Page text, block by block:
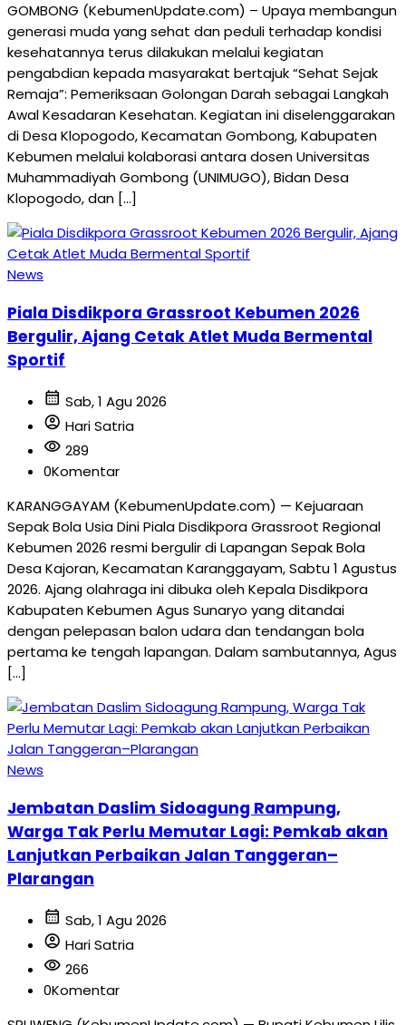
GOMBONG (KebumenUpdate.com) – Upaya membangun
generasi muda yang sehat dan peduli terhadap kondisi
kesehatannya terus dilakukan melalui kegiatan
pengabdian kepada masyarakat bertajuk “Sehat Sejak
Remaja”: Pemeriksaan Golongan Darah sebagai Langkah
Awal Kesadaran Kesehatan. Kegiatan ini diselenggarakan
di Desa Klopogodo, Kecamatan Gombong, Kabupaten
Kebumen melalui kolaborasi antara dosen Universitas
Muhammadiyah Gombong (UNIMUGO), Bidan Desa
Klopogodo, dan […]
News
Piala Disdikpora Grassroot Kebumen 2026
Bergulir, Ajang Cetak Atlet Muda Bermental
Sportif
calendar_month Sab, 1 Agu 2026
account_circle Hari Satria
visibility 289
0Komentar
KARANGGAYAM (KebumenUpdate.com) — Kejuaraan
Sepak Bola Usia Dini Piala Disdikpora Grassroot Regional
Kebumen 2026 resmi bergulir di Lapangan Sepak Bola
Desa Kajoran, Kecamatan Karanggayam, Sabtu 1 Agustus
2026. Ajang olahraga ini dibuka oleh Kepala Disdikpora
Kabupaten Kebumen Agus Sunaryo yang ditandai
dengan pelepasan balon udara dan tendangan bola
pertama ke tengah lapangan. Dalam sambutannya, Agus
[…]
News
Jembatan Daslim Sidoagung Rampung,
Warga Tak Perlu Memutar Lagi: Pemkab akan
Lanjutkan Perbaikan Jalan Tanggeran–
Plarangan
calendar_month Sab, 1 Agu 2026
account_circle Hari Satria
visibility 266
0Komentar